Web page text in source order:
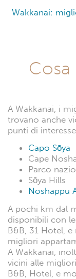
Wakkanai:
Cosa
A Wakkanai, i
trovano anche
punti di
Capo Sōya
Cape
Parco
Sōya Hills
Noshappu
A pochi km dal
disponibili con
B&B, 31 Hotel,
migliori
A Wakkanai,
vicini alle
B&B, Hotel, e